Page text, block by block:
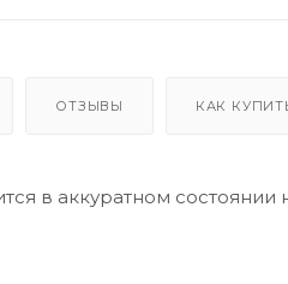
ОТЗЫВЫ КАК
в аккуратном